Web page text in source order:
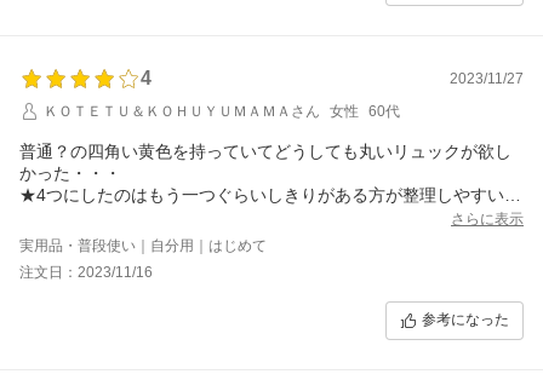
4
2023/11/27
ＫＯＴＥＴＵ＆ＫＯＨＵＹＵＭＡＭＡさん
女性 60代
普通？の四角い黄色を持っていてどうしても丸いリュックが欲し
かった・・・
★4つにしたのはもう一つぐらいしきりがある方が整理しやすいの
さらに表示
実用品・普段使い｜自分用｜はじめて
注文日：2023/11/16
参考になった